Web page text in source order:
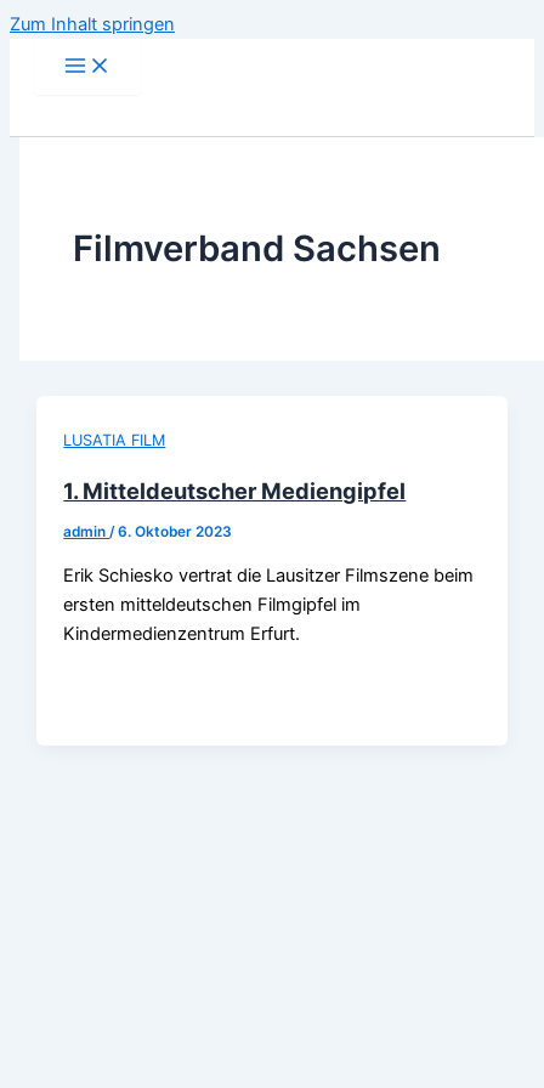
Zum Inhalt springen
Filmverband Sachsen
LUSATIA FILM
1. Mitteldeutscher Mediengipfel
admin/6. Oktober 2023
Erik Schiesko vertrat die Lausitzer Filmszene beim
ersten mitteldeutschen Filmgipfel im
Kindermedienzentrum Erfurt.